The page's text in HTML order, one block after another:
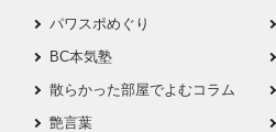
パワスポめぐり
BC本気塾
散らかった部屋でよむコラム
艶言葉